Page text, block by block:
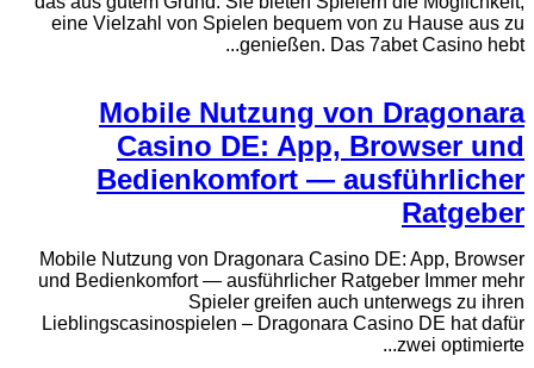
eine Vielzahl von Spielen bequem von zu Hause aus zu
genießen. Das 7abet Casino hebt...
Mobile Nutzung von Dragonara
Casino DE: App, Browser und
Bedienkomfort — ausführlicher
Ratgeber
Mobile Nutzung von Dragonara Casino DE: App, Browser
und Bedienkomfort — ausführlicher Ratgeber Immer mehr
Spieler greifen auch unterwegs zu ihren
Lieblingscasinospielen – Dragonara Casino DE hat dafür
zwei optimierte...